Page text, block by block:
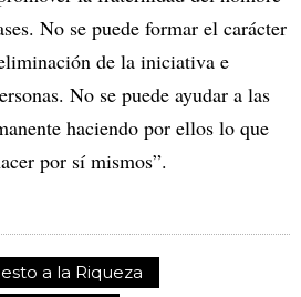
No se puede formar el carácter
de la iniciativa e
No se puede ayudar a las
haciendo por ellos lo que
por sí mismos”.
a la Riqueza